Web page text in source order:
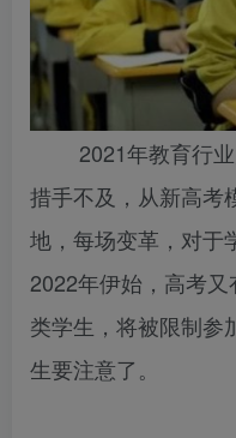
2021年教育行业
措手不及，从新高考
地，每场变革，对于
2022年伊始，高考
类学生，将被限制参
生要注意了。